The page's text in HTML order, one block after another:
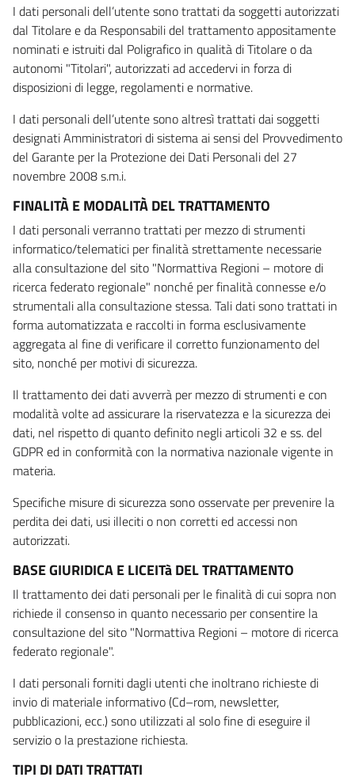
I dati personali dell’utente sono trattati da soggetti autorizzati
dal Titolare e da Responsabili del trattamento appositamente
nominati e istruiti dal Poligrafico in qualità di Titolare o da
autonomi "Titolari", autorizzati ad accedervi in forza di
disposizioni di legge, regolamenti e normative.
I dati personali dell’utente sono altresì trattati dai soggetti
designati Amministratori di sistema ai sensi del Provvedimento
del Garante per la Protezione dei Dati Personali del 27
novembre 2008 s.m.i.
FINALITÀ E MODALITÀ DEL TRATTAMENTO
I dati personali verranno trattati per mezzo di strumenti
informatico/telematici per finalità strettamente necessarie
alla consultazione del sito "Normattiva Regioni – motore di
ricerca federato regionale" nonché per finalità connesse e/o
strumentali alla consultazione stessa. Tali dati sono trattati in
forma automatizzata e raccolti in forma esclusivamente
aggregata al fine di verificare il corretto funzionamento del
sito, nonché per motivi di sicurezza.
Il trattamento dei dati avverrà per mezzo di strumenti e con
modalità volte ad assicurare la riservatezza e la sicurezza dei
dati, nel rispetto di quanto definito negli articoli 32 e ss. del
GDPR ed in conformità con la normativa nazionale vigente in
materia.
Specifiche misure di sicurezza sono osservate per prevenire la
perdita dei dati, usi illeciti o non corretti ed accessi non
autorizzati.
BASE GIURIDICA E LICEITà DEL TRATTAMENTO
Il trattamento dei dati personali per le finalità di cui sopra non
richiede il consenso in quanto necessario per consentire la
consultazione del sito "Normattiva Regioni – motore di ricerca
federato regionale".
I dati personali forniti dagli utenti che inoltrano richieste di
invio di materiale informativo (Cd–rom, newsletter,
pubblicazioni, ecc.) sono utilizzati al solo fine di eseguire il
servizio o la prestazione richiesta.
TIPI DI DATI TRATTATI